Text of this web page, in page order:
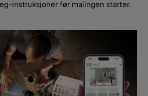
instruksjoner før malingen starter.